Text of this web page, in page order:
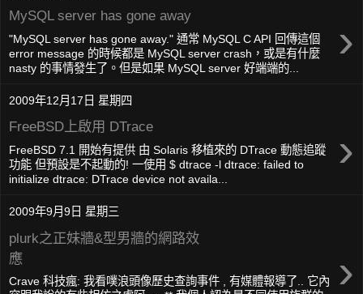
MySQL server has gone away ›
"MySQL server has gone away." 通常 MySQL C API 回傳這個
error message 的時候都是 MySQL server crash，或是有什麼
nasty 的事情發生了。但是如果 MySQL server 好端端的...
2009年12月17日 星期四
FreeBSD上啟用 DTrace ›
FreeBSD 7.1 開始有提供 由 Solaris 移植來的 DTrace 動態追蹤
功能 但預設是不起動的! 一使用 $ dtrace -l dtrace: failed to
initialize dtrace: DTrace device not availa...
2009年9月9日 星期三
plurk之正妹牆&型男牆的網路效
應
›
Crave 科技瘋: 我看噗浪頭像歷史查詢事件 , 有媒體報導了.. 它內